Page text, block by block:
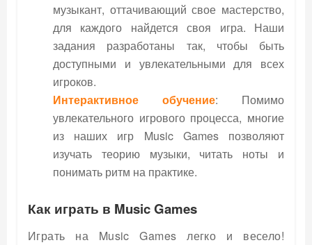
музыкант, оттачивающий свое мастерство,
для каждого найдется своя игра. Наши
задания разработаны так, чтобы быть
доступными и увлекательными для всех
игроков.
Интерактивное обучение: Помимо
увлекательного игрового процесса, многие
из наших игр Music Games позволяют
изучать теорию музыки, читать ноты и
понимать ритм на практике.
Как играть в Music Games
Играть на Music Games легко и весело!